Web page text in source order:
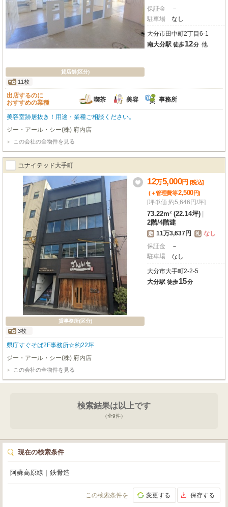
貸店舗(区分)
11枚
保証金
－
駐車場
なし
大分市田中町2丁目6-1
南大分駅 徒歩12分 他
出店するのに
おすすめの業種
喫茶 美容 事務所
美容室跡居抜き！用途・業種ご相談ください。
ジー・アール・シー(株) 府内店
この会社の全物件を見る
ユナイテッド大手町
貸事務所(区分)
3枚
12万5,000円 [税込]
(＋管理費等2,500円)
[坪単価 約5,646円/坪]
73.22m² (22.14坪)
2階/4階建
敷 11万3,637円 礼 なし
保証金
－
駐車場
なし
大分市大手町2-2-5
大分駅 徒歩15分
県庁すぐそば2F事務所☆約22坪
ジー・アール・シー(株) 府内店
この会社の全物件を見る
検索結果は以上です
（全9件）
現在の検索条件
阿蘇高原線 鉄骨造
この検索条件を 変更する 保存する